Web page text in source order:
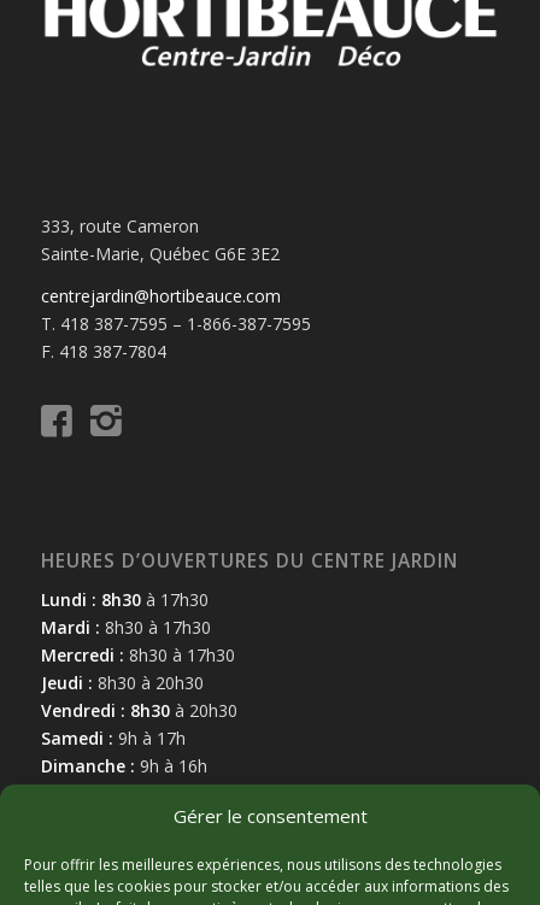
Gérer le consentement
Pour offrir les meilleures expériences, nous utilisons des technologies
telles que les cookies pour stocker et/ou accéder aux informations des
333, route Cameron
Sainte-Marie, Québec G6E 3E2
centrejardin@hortibeauce.com
T. 418 387-7595 – 1-866-387-7595
F. 418 387-7804
HEURES D’OUVERTURES DU CENTRE JARDIN
Lundi : 8h30à 17h30
Mardi : 8h30 à 17h30
Mercredi : 8h30 à 17h30
Jeudi : 8h30 à 20h30
Vendredi : 8h30à 20h30
Samedi : 9h à 17h
Dimanche : 9h à 16h